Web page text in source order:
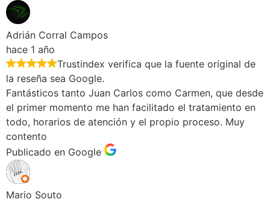
Adrián Corral Campos
hace 1 año
Trustindex verifica que la fuente original de
la reseña sea Google.
Fantásticos tanto Juan Carlos como Carmen, que desde
el primer momento me han facilitado el tratamiento en
todo, horarios de atención y el propio proceso. Muy
contento
Publicado en Google
Mario Souto